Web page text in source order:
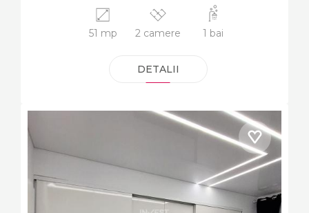
51 mp 2 camere 1 bai
DETALII